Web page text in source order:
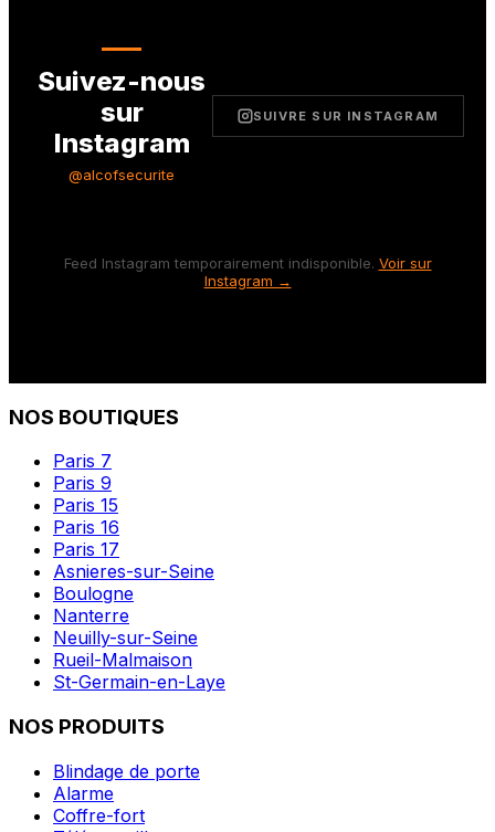
Suivez-nous
sur
Instagram
@alcofsecurite
SUIVRE SUR INSTAGRAM
Feed Instagram temporairement indisponible. Voir sur
Instagram →
NOS BOUTIQUES
Paris 7
Paris 9
Paris 15
Paris 16
Paris 17
Asnieres-sur-Seine
Boulogne
Nanterre
Neuilly-sur-Seine
Rueil-Malmaison
St-Germain-en-Laye
NOS PRODUITS
Blindage de porte
Alarme
Coffre-fort